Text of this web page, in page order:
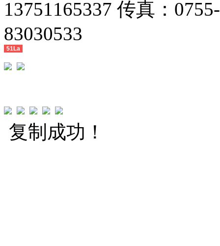
13751165337 传真：
83030533
51La
复制成功！